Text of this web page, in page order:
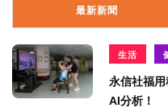
最新新聞
生活
永信社福
AI分析！